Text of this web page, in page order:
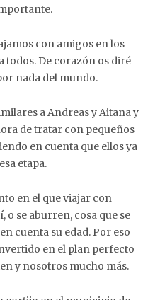
con amigos en los
todos. De corazón os diré
nada del mundo.
a Andreas y Aitana y
de tratar con pequeños
en cuenta que ellos ya
etapa.
en el que viajar con
o se aburren, cosa que se
cuenta su edad. Por eso
en el plan perfecto
y nosotros mucho más.